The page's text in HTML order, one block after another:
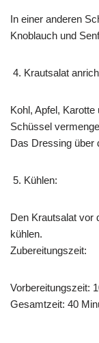
In einer anderen
Knoblauch und
Krautsalat
Kohl, Apfel,
Schüssel
Das Dressing über
Kühlen:
Den Krautsalat vor
kühlen.
Zubereitungszeit:
Vorbereitungszeit:
Gesamtzeit: 40